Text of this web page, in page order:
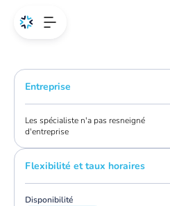
Entreprise
Les spécialiste n'a pas resneigné
d'entreprise
Flexibilité et taux horaires
Disponibilité